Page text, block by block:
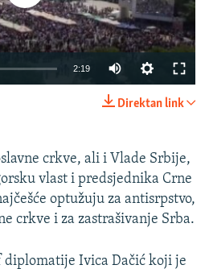
2:19
Direktan link
crkve, ali i Vlade Srbije,
vlast i predsjednika Crne
optužuju za antisrpstvo,
crkve i za zastrašivanje Srba.
diplomatije Ivica Dačić koji je